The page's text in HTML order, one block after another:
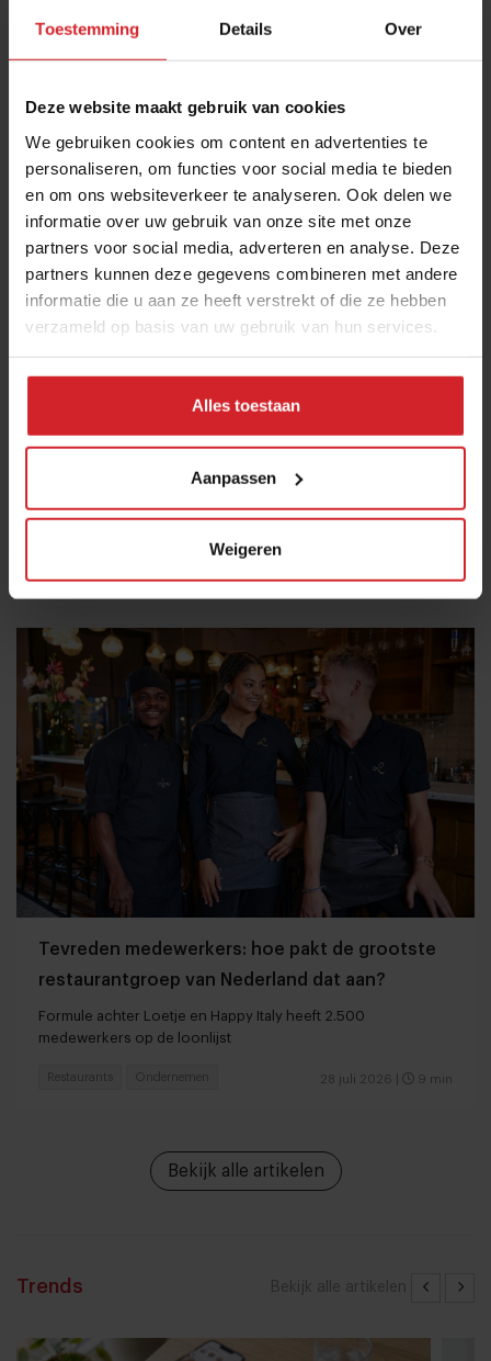
Toestemming Details Over
Deze website maakt gebruik van cookies
We gebruiken cookies om content en advertenties te
personaliseren, om functies voor social media te bieden
en om ons websiteverkeer te analyseren. Ook delen we
informatie over uw gebruik van onze site met onze
partners voor social media, adverteren en analyse. Deze
partners kunnen deze gegevens combineren met andere
informatie die u aan ze heeft verstrekt of die ze hebben
verzameld op basis van uw gebruik van hun services.
Alles toestaan
Aanpassen
Weigeren
het menu staan”
26 zaken door Michelin gemarkeerd als
'Favoriet van de inspecteur'
Kort culinair nieuws: Speelfilm 'TONY' over de jeugdjaren van
29 juli 2026| 3 min
Tevreden medewerkers: hoe pakt de grootste
restaurantgroep van Nederland dat aan?
Formule achter Loetje en Happy Italy heeft 2.500
medewerkers op de loonlijst
28 juli 2026 9 min
Restaurants Ondernemen
Bekijk alle artikelen
Bekijk alle artikelen
Trends